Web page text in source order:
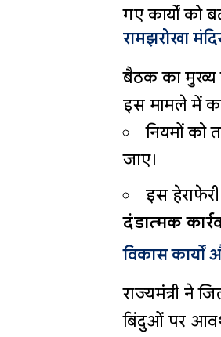
गए कार्यों को
रामझरोखा
बैठक का मुख्य
इस मामले में
नियमों को
जाए।
इस
दंडात्मक
विकास कार्यों
राज्यमंत्री ने
बिंदुओं पर